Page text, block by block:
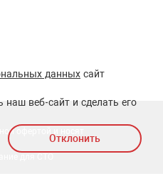
данных сайт
веб-сайт и сделать его
Отклонить
офертой и носят